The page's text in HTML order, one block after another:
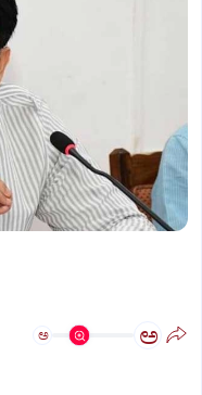
ಅ ಅ